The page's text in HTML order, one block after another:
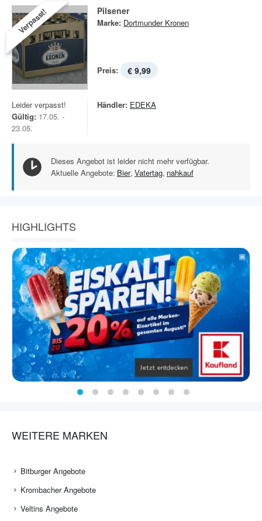
Verpasst! Pilsener
Marke: Dortmunder Kronen
Preis: € 9,99
Leider verpasst!
Gültig: 17.05. -
23.05.
Händler: EDEKA
Dieses Angebot ist leider nicht mehr verfügbar.
Aktuelle Angebote: Bier, Vatertag, nahkauf
HIGHLIGHTS
WEITERE MARKEN
Bitburger Angebote
Krombacher Angebote
Veltins Angebote